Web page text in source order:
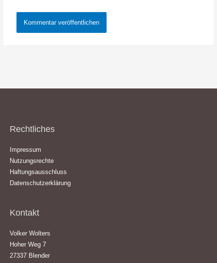
Rechtliches
Impressum
Nutzungsrechte
Haftungsausschluss
Datenschutzerklärung
Kontakt
Volker Wolters
Hoher Weg 7
27337 Blender